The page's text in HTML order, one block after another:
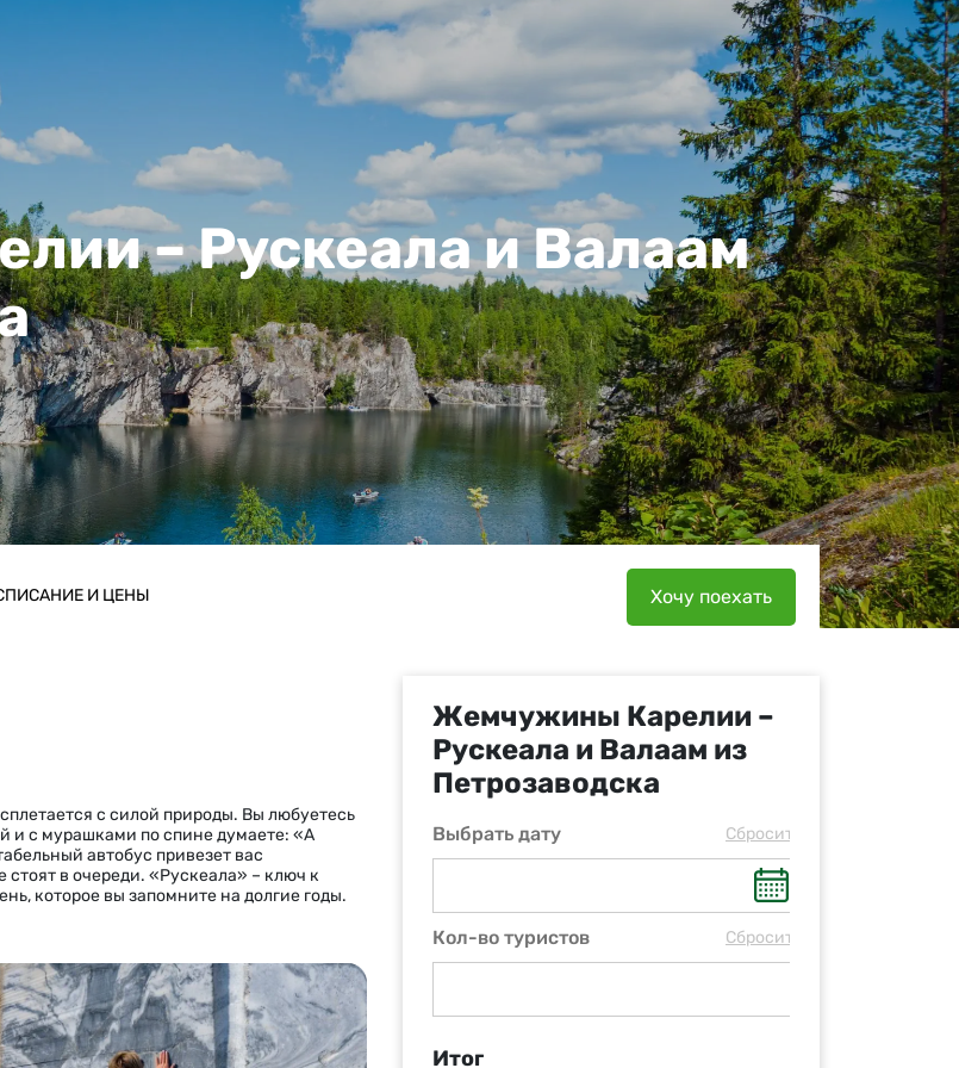
– Рускеала и Валаам
И ЦЕНЫ Хочу поехать
с силой природы. Вы любуетесь
и с мурашками по спине думаете: «А
автобус привезет вас
в очереди. «Рускеала» – ключ к
которое вы запомните на долгие годы.
Жемчужины Карелии –
Рускеала и Валаам из
Петрозаводска
Выбрать дату Cбросить
Кол-во туристов Cбросить
Итог